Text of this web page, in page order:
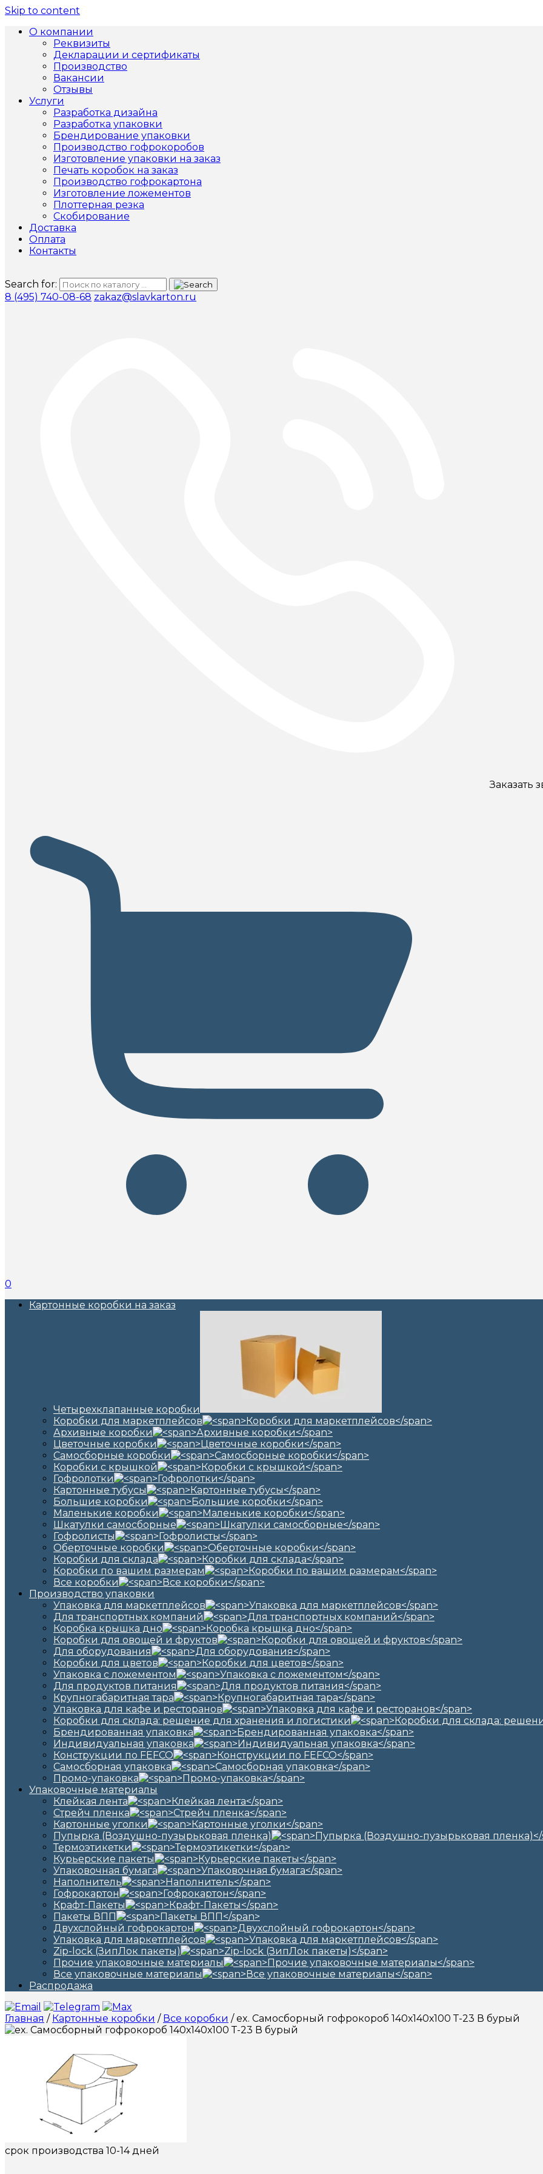
Skip to content
О компании
Реквизиты
Декларации и сертификаты
Производство
Вакансии
Отзывы
Услуги
Разработка дизайна
Разработка упаковки
Брендирование упаковки
Производство гофрокоробов
Изготовление упаковки на заказ
Печать коробок на заказ
Производство гофрокартона
Изготовление ложементов
Плоттерная резка
Скобирование
Доставка
Оплата
Контакты
Search for:
8 (495) 740-08-68 zakaz@slavkarton.ru
Заказать
0
Картонные коробки на заказ
Четырехклапанные коробки
Коробки для маркетплейсов
Архивные коробки
Цветочные коробки
Самосборные коробки
Коробки с крышкой
Гофролотки
Картонные тубусы
Большие коробки
Маленькие коробки
Шкатулки самосборные
Гофролисты
Оберточные коробки
Коробки для склада
Коробки по вашим размерам
Все коробки
Производство упаковки
Упаковка для маркетплейсов
Для транспортных компаний
Коробка крышка дно
Коробки для овощей и фруктов
Для оборудования
Коробки для цветов
Упаковка с ложементом
Для продуктов питания
Крупногабаритная тара
Упаковка для кафе и ресторанов
Коробки для склада: решение для хранения и логистики
Брендированная упаковка
Индивидуальная упаковка
Конструкции по FEFCO
Самосборная упаковка
Промо-упаковка
Упаковочные материалы
Клейкая лента
Стрейч пленка
Картонные уголки
Пупырка (Воздушно-пузырьковая пленка)
Термоэтикетки
Курьерские пакеты
Упаковочная бумага
Наполнитель
Гофрокартон
Крафт-Пакеты
Пакеты ВПП
Двухслойный гофрокартон
Упаковка для маркетплейсов
Zip-lock (ЗипЛок пакеты)
Прочие упаковочные материалы
Все упаковочные материалы
Распродажа
Главная / Картонные коробки / Все коробки / ex. Самосборный гофрокороб 140х140х100 Т-23 В бурый
срок производства 10-14 дней